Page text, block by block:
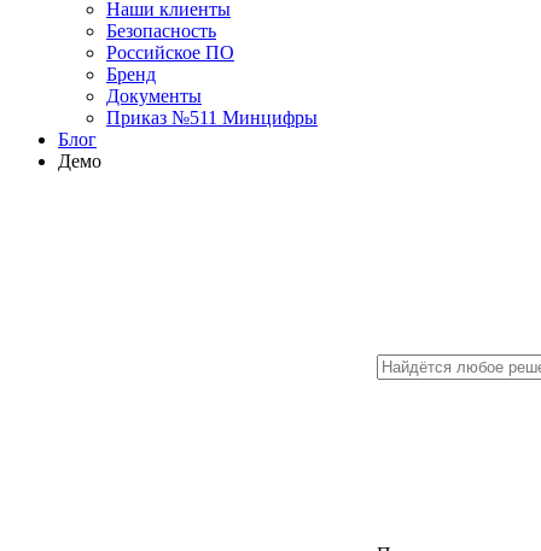
Наши клиенты
Безопасность
Российское ПО
Бренд
Документы
Приказ №511 Минцифры
Блог
Демо